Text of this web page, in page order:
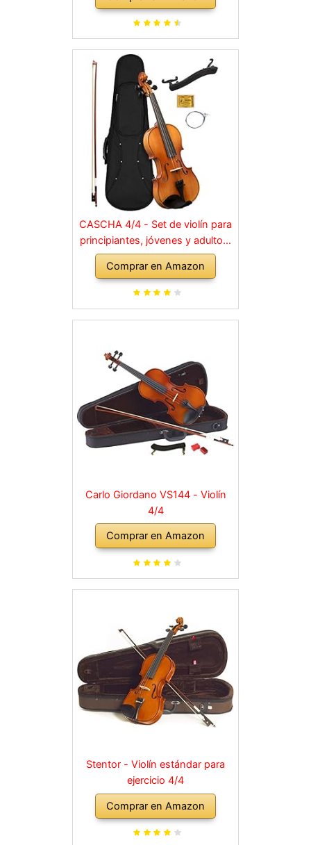
CASCHA 4/4 - Set de violín para
principiantes, jóvenes y adultos,
violín macizo con arco, colofonia,
cuerdas de repuesto, soporte
para hombro, maletín, abeto
Comprar en Amazon
Carlo Giordano VS144 - Violín
4/4
Comprar en Amazon
Stentor - Violín estándar para
ejercicio 4/4
Comprar en Amazon